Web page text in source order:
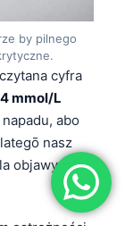
by pilnego
cyfra
mmol/L
abo
nasz
objawy tak